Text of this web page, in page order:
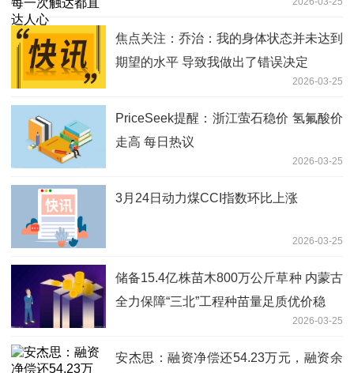
焦点关注：乔治：我的身体状态并未达到
期望的水平 导致我做出了错误决定
2026-03-25
PriceSeek提醒：浙江萤石稳价 氢氟酸价
走高 每日热议
2026-03-25
3月24日动力煤CCI指数环比上涨
2026-03-25
储备15.4亿株苗木800万公斤草种 内蒙古
全力保障“三北”工程种苗量足质优价稳
2026-03-25
安杰思：融资净偿还54.23万元，融资余